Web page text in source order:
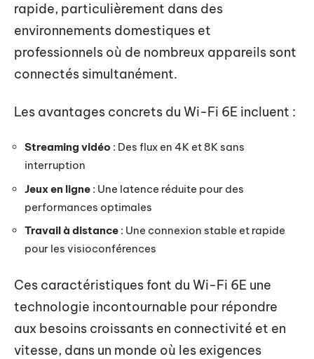
rapide, particulièrement dans des
environnements domestiques et
professionnels où de nombreux appareils sont
connectés simultanément.
Les avantages concrets du Wi-Fi 6E incluent :
Streaming vidéo : Des flux en 4K et 8K sans
interruption
Jeux en ligne : Une latence réduite pour des
performances optimales
Travail à distance : Une connexion stable et rapide
pour les visioconférences
Ces caractéristiques font du Wi-Fi 6E une
technologie incontournable pour répondre
aux besoins croissants en connectivité et en
vitesse, dans un monde où les exigences